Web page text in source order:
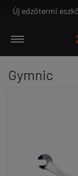
Gymnic